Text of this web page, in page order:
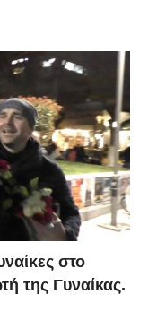
στο
της Γυναίκας.